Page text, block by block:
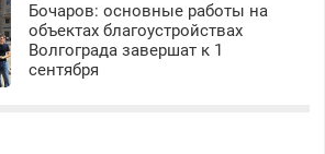
Победы Реконструкция ЦПКиО
Парк Героев-летчиков
Бочаров: основные работы на
объектах благоустройствах
Волгограда завершат к 1
сентября